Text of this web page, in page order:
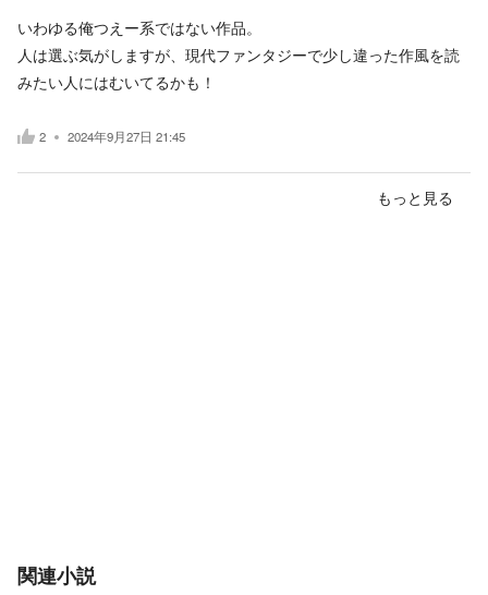
いわゆる俺つえー系ではない作品。
人は選ぶ気がしますが、現代ファンタジーで少し違った作風を読
みたい人にはむいてるかも！
2 2024年9月27日 21:45
もっと見る
関連小説